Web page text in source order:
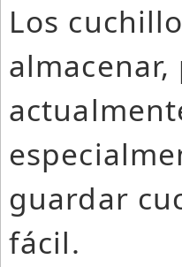
Los
guardar
fácil.